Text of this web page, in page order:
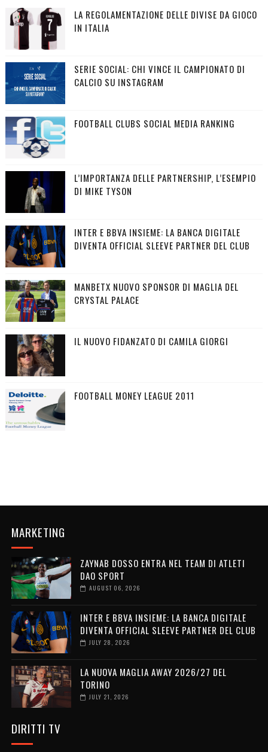
LA REGOLAMENTAZIONE DELLE DIVISE DA GIOCO
IN ITALIA
SERIE SOCIAL: CHI VINCE IL CAMPIONATO DI
CALCIO SU INSTAGRAM
FOOTBALL CLUBS SOCIAL MEDIA RANKING
L’IMPORTANZA DELLE PARTNERSHIP, L’ESEMPIO
DI MIKE TYSON
INTER E BBVA INSIEME: LA BANCA DIGITALE
DIVENTA OFFICIAL SLEEVE PARTNER DEL CLUB
MANBETX NUOVO SPONSOR DI MAGLIA DEL
CRYSTAL PALACE
IL NUOVO FIDANZATO DI CAMILA GIORGI
FOOTBALL MONEY LEAGUE 2011
MARKETING
ZAYNAB DOSSO ENTRA NEL TEAM DI ATLETI
DAO SPORT
AUGUST 06, 2026
INTER E BBVA INSIEME: LA BANCA DIGITALE
DIVENTA OFFICIAL SLEEVE PARTNER DEL CLUB
JULY 28, 2026
LA NUOVA MAGLIA AWAY 2026/27 DEL
TORINO
JULY 21, 2026
DIRITTI TV